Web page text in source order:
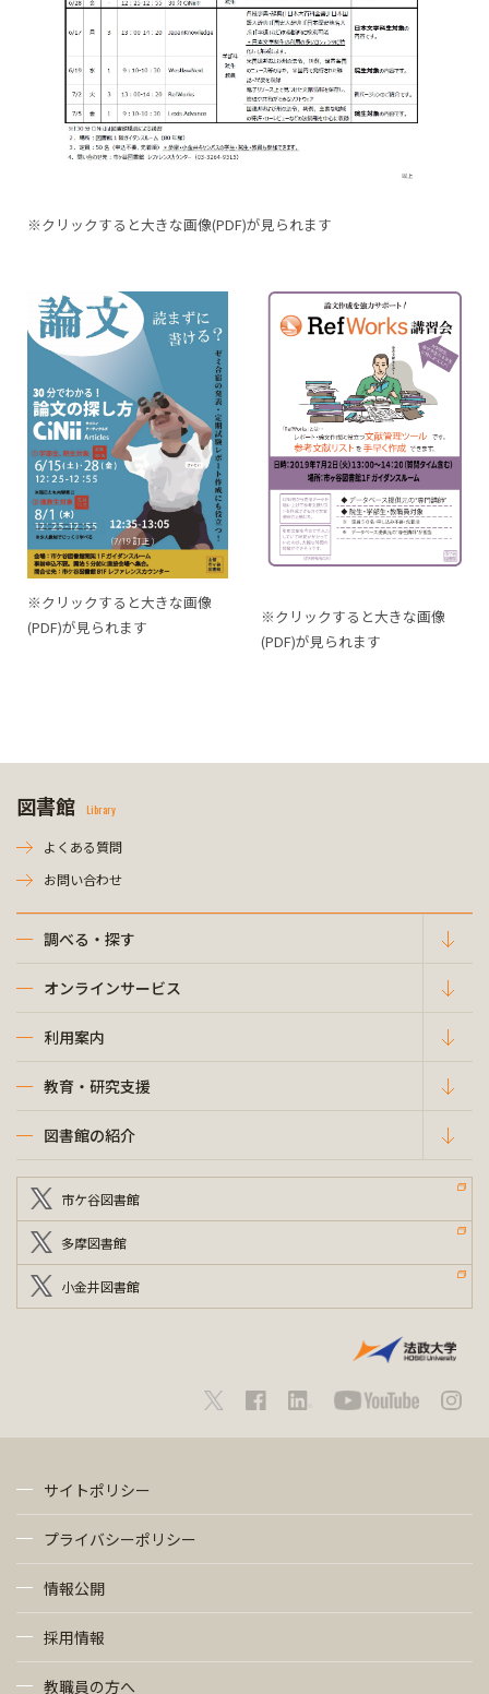
※クリックすると大きな画像(PDF)が見られます
※クリックすると大きな画像
(PDF)が見られます
※クリックすると大きな画像
(PDF)が見られます
図書館 Library
よくある質問
お問い合わせ
調べる・探す
オンラインサービス
利用案内
教育・研究支援
図書館の紹介
市ケ谷図書館
多摩図書館
小金井図書館
サイトポリシー
プライバシーポリシー
情報公開
採用情報
教職員の方へ